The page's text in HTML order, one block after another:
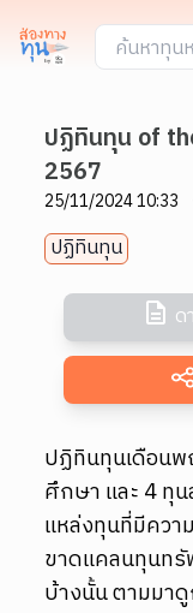
ปฏิทินทุน of
2567
25/11/2024 10:33
ปฏิทินทุน
ด
ปฏิทินทุนเดือน
ศึกษา และ 4 ทุ
แหล่งทุนที่มีควา
ขาดแคลนทุนท
บ้างนั้น ตามมา